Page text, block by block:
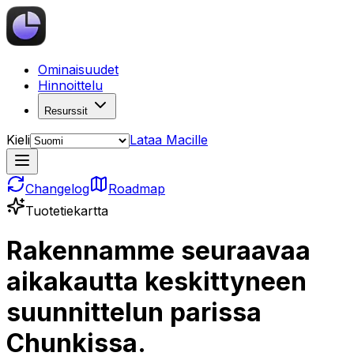
Ominaisuudet
Hinnoittelu
Resurssit
Kieli Lataa Macille
Changelog
Roadmap
Tuotetiekartta
Rakennamme seuraavaa
aikakautta keskittyneen
suunnittelun parissa
Chunkissa.